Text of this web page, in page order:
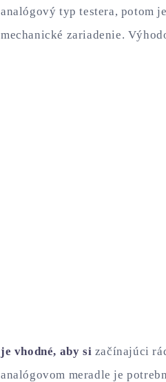
analógový typ testera, potom
mechanické zariadenie.
je vhodné, aby si začínajúci
analógovom meradle je